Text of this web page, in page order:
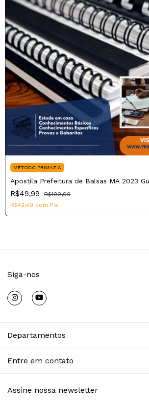
MÉTODO PRIMAZIA
Apostila Prefeitura de Balsas MA 2023
R$49,99
R$100,00
R$42,49 com Pix
Siga-nos
Departamentos
Entre em contato
Assine nossa newsletter